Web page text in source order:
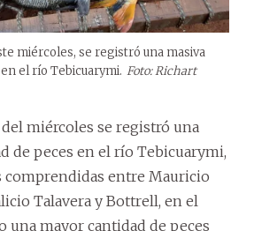
miércoles, se registró una masiva
el río Tebicuarymi. Foto: Richart
miércoles se registró una
de peces en el río Tebicuarymi,
comprendidas entre Mauricio
Talavera y Bottrell, en el
una mayor cantidad de peces